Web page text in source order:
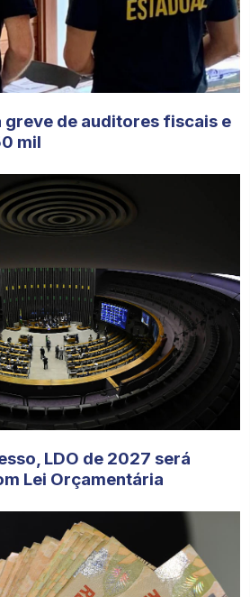
greve de auditores fiscais e
mil
LDO de 2027 será
Lei Orçamentária